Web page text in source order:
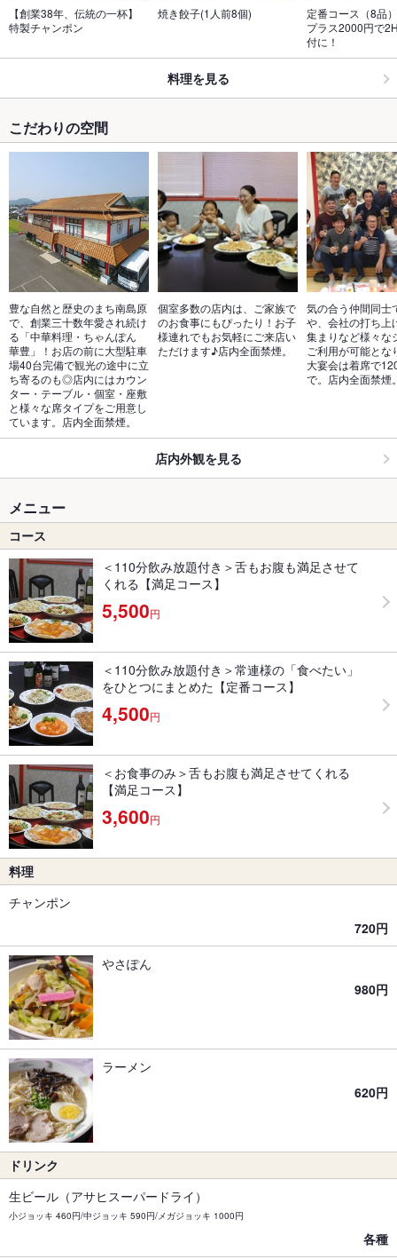
【創業38年、伝統の一杯】
特製チャンポン
焼き餃子(1人前8個)
定番コース（8品
プラス2000円で
付に！
料理を見る
こだわりの空間
豊な自然と歴史のまち南島原
で、創業三十数年愛され続け
る「中華料理・ちゃんぽん
華豊」！お店の前に大型駐車
場40台完備で観光の途中に立
ち寄るのも◎店内にはカウン
ター・テーブル・個室・座敷
と様々な席タイプをご用意し
ています。店内全面禁煙。
個室多数の店内は、ご家族で
のお食事にもぴったり！お子
様連れでもお気軽にご来店い
ただけます♪店内全面禁煙。
気の合う仲間同士
や、会社の打ち上
集まりなど様々な
ご利用が可能とな
大宴会は着席で
で。店内全面禁煙
店内外観を見る
メニュー
コース
＜110分飲み放題付き＞舌もお腹も満足させて
くれる【満足コース】
5,500円
＜110分飲み放題付き＞常連様の「食べたい」
をひとつにまとめた【定番コース】
4,500円
＜お食事のみ＞舌もお腹も満足させてくれる
【満足コース】
3,600円
料理
チャンポン
720円
やさぽん
980円
ラーメン
620円
ドリンク
生ビール（アサヒスーパードライ）
小ジョッキ 460円/中ジョッキ 590円/メガジョッキ 1000円
各種